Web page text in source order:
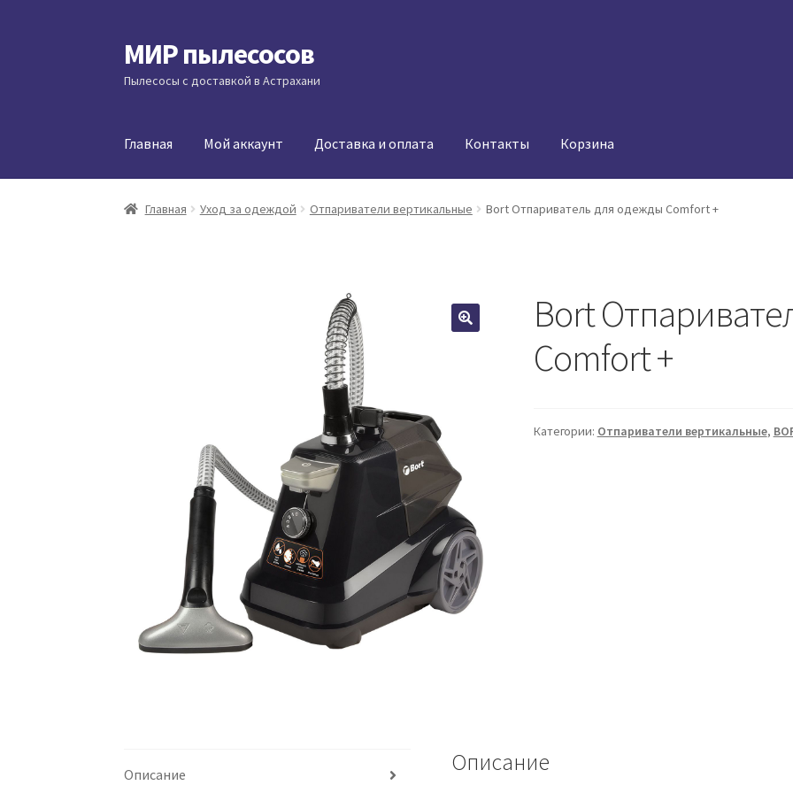
Перейти
к
навигации
Перейти
к
содержимому
МИР пылесосов
Пылесосы с доставкой в Астрахани
Главная Мой аккаунт Доставка и оплата Контакты Корзина
Главная Уход за одеждой Отпариватели вертикальные Bort Отпариватель для одежды Comfort +
Bort
Comfort +
Категории: Отпариватели вертикальные,
Описание Описание